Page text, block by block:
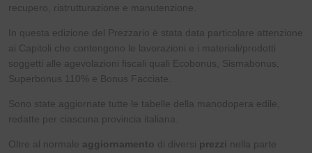
recupero, ristrutturazione e manutenzione.
In questa edizione del Prezzario è stata data particolare attenzione
ai Capitoli che contengono le lavorazioni e i materiali/prodotti
soggetti alle agevolazioni fiscali quali Ecobonus, Sismabonus,
Superbonus 110% e Bonus Facciate.
Sono state aggiornate tutte le tabelle della manodopera edile,
redatte per ciascuna provincia italiana.
Oltre al normale aggiornamento di diversi prezzi nella parte